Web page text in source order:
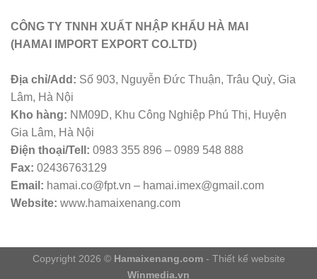
CÔNG TY TNNH XUẤT NHẬP KHẨU HÀ MAI
(HAMAI IMPORT EXPORT CO.LTD)
Địa chỉ/Add: Số 903, Nguyễn Đức Thuận, Trâu Quỳ, Gia
Lâm, Hà Nội
Kho hàng: NM09D, Khu Công Nghiệp Phú Thị, Huyện
Gia Lâm, Hà Nội
Điện thoại/Tell: 0983 355 896 – 0989 548 888
Fax: 02436763129
Email: hamai.co@fpt.vn – hamai.imex@gmail.com
Website: www.hamaixenang.com
Copyright 2026 © Hamaixenang.com- Thiết kế website
Winmedia.vn